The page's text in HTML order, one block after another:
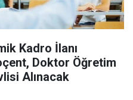
Kadro İlanı
Doktor Öğretim
Alınacak